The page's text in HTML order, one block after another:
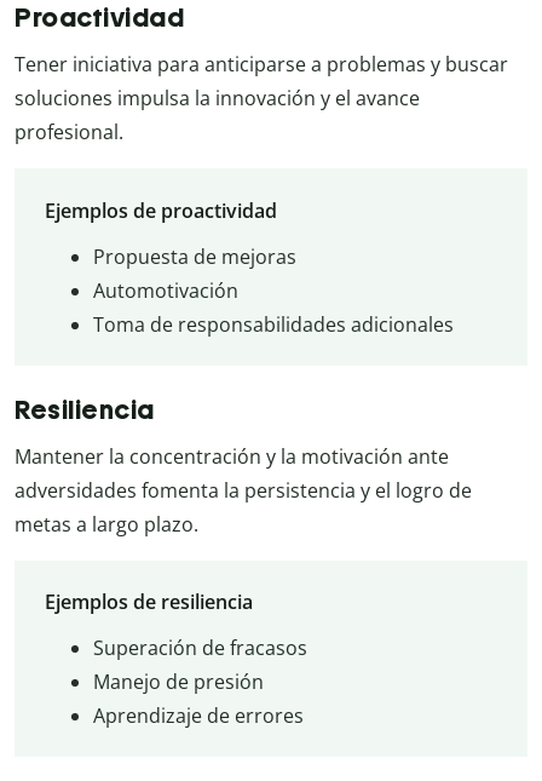
Proactividad
Tener iniciativa para anticiparse a problemas y buscar
soluciones impulsa la innovación y el avance
profesional.
Ejemplos de proactividad
Propuesta de mejoras
Automotivación
Toma de responsabilidades adicionales
Resiliencia
Mantener la concentración y la motivación ante
adversidades fomenta la persistencia y el logro de
metas a largo plazo.
Ejemplos de resiliencia
Superación de fracasos
Manejo de presión
Aprendizaje de errores